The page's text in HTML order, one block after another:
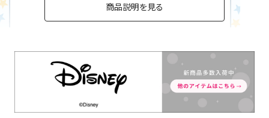
ティッシュポーチ
商品説明を見る